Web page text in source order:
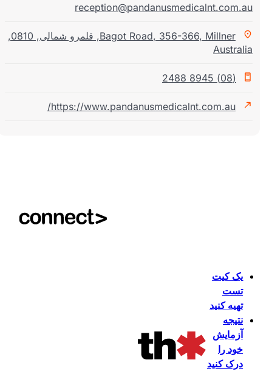
Bagot Road,356-366,Millner
,قلمرو شمالی ,
0810
,
https://www.pandanusmedicalnt.com.au/
یک کیت
تهیه کنید
نتیجه
آزمایش
درک کنید